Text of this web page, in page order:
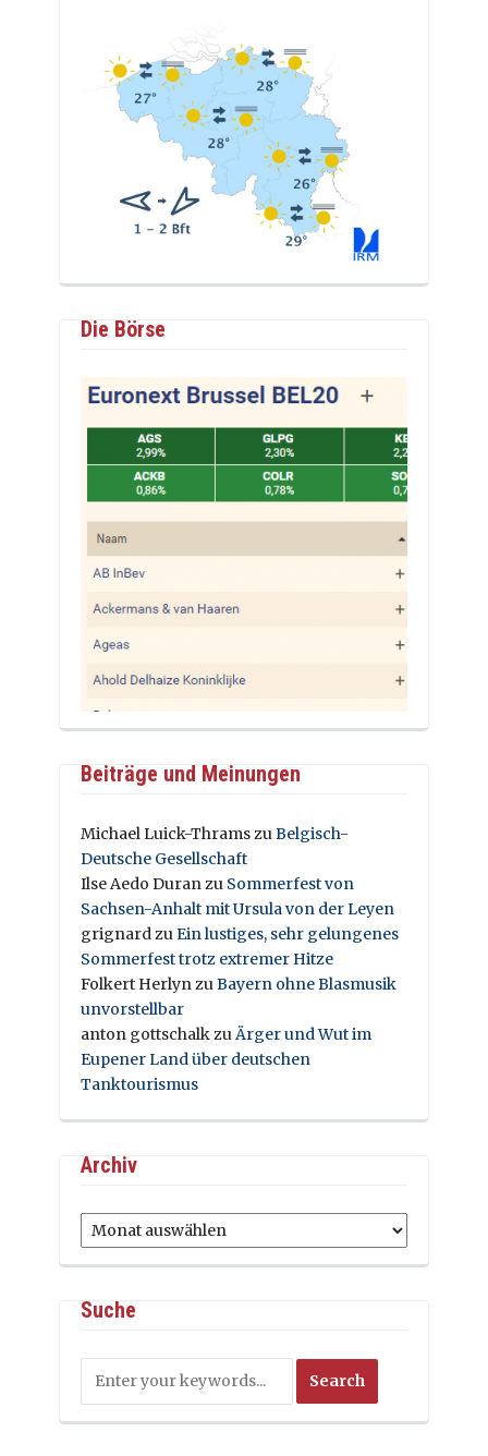
Die Börse
Beiträge und Meinungen
Michael Luick-ThramszuBelgisch-
Deutsche Gesellschaft
Ilse Aedo Duranzu Sommerfest von
Sachsen-Anhalt mit Ursula von der Leyen
grignardzuEin lustiges, sehr gelungenes
Sommerfest trotz extremer Hitze
Folkert HerlynzuBayern ohne Blasmusik
unvorstellbar
anton gottschalkzuÄrger und Wut im
Eupener Land über deutschen
Tanktourismus
Archiv
Archiv
Suche